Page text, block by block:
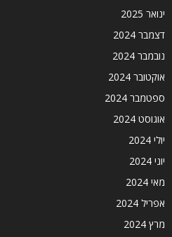
ינואר 2025
דצמבר 2024
נובמבר 2024
אוקטובר 2024
ספטמבר 2024
אוגוסט 2024
יולי 2024
יוני 2024
מאי 2024
אפריל 2024
מרץ 2024